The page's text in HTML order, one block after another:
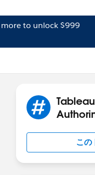
to unlock $999
この